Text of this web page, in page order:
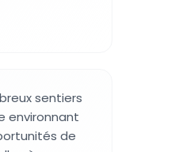
sentiers
environnant
de